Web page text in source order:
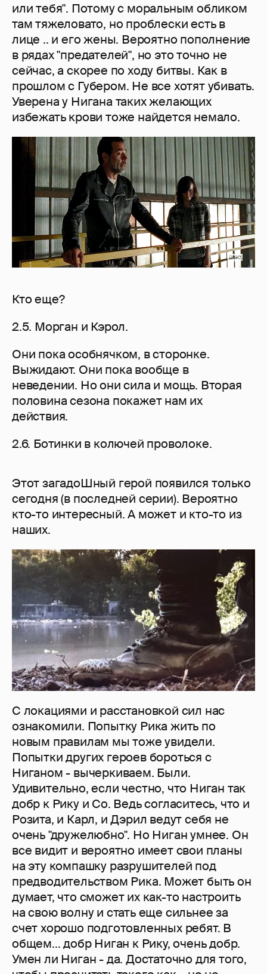
или тебя". Потому с моральным обликом
там тяжеловато, но проблески есть в
лице .. и его жены. Вероятно пополнение
в рядах "предателей", но это точно не
сейчас, а скорее по ходу битвы. Как в
прошлом с Губером. Не все хотят убивать.
Уверена у Нигана таких желающих
избежать крови тоже найдется немало.
Кто еще?
2.5. Морган и Кэрол.
Они пока особнячком, в сторонке.
Выжидают. Они пока вообще в
неведении. Но они сила и мощь. Вторая
половина сезона покажет нам их
действия.
2.6. Ботинки в колючей проволоке.
Этот загадоШный герой появился только
сегодня (в последней серии). Вероятно
кто-то интересный. А может и кто-то из
наших.
С локациями и расстановкой сил нас
ознакомили. Попытку Рика жить по
новым правилам мы тоже увидели.
Попытки других героев бороться с
Ниганом - вычеркиваем. Были.
Удивительно, если честно, что Ниган так
добр к Рику и Со. Ведь согласитесь, что и
Розита, и Карл, и Дэрил ведут себя не
очень "дружелюбно". Но Ниган умнее. Он
все видит и вероятно имеет свои планы
на эту компашку разрушителей под
предводительством Рика. Может быть он
думает, что сможет их как-то настроить
на свою волну и стать еще сильнее за
счет хорошо подготовленных ребят. В
общем... добр Ниган к Рику, очень добр.
Умен ли Ниган - да. Достаточно для того,